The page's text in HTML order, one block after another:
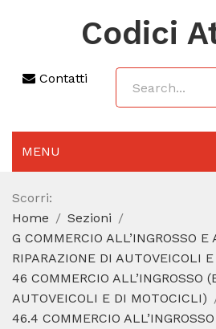
Codici
Contatti
MENU
AGGIORNAMENTO 2025
SEZIONI
CODICE ATECO A COSA SERVE
CODICE FISCALE
Scorri:
Home
Sezioni
G COMMERCIO ALL’INGROSSO
RIPARAZIONE DI AUTOVEICOLI
46 COMMERCIO ALL’INGROSSO
AUTOVEICOLI E DI MOTOCICLI)
46.4 COMMERCIO